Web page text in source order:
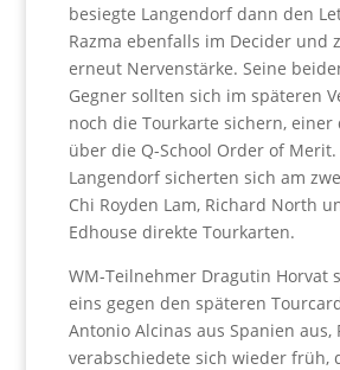
besiegte Langendorf dann den
Razma ebenfalls im Decider und
erneut Nervenstärke. Seine
Gegner sollten sich im späteren
noch die Tourkarte sichern, einer
über die Q-School Order of
Langendorf sicherten sich am
Chi Royden Lam, Richard North
Edhouse direkte Tourkarten.
WM-Teilnehmer Dragutin Horvat
eins gegen den späteren
Antonio Alcinas aus Spanien aus,
verabschiedete sich wieder früh,